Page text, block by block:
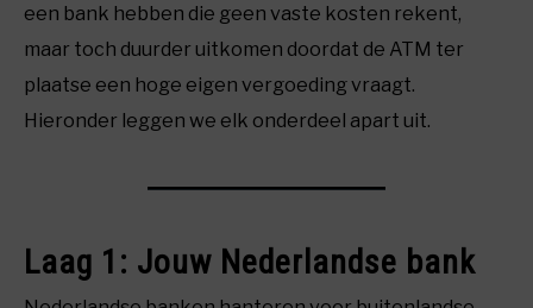
een bank hebben die geen vaste kosten rekent,
maar toch duurder uitkomen doordat de ATM ter
plaatse een hoge eigen vergoeding vraagt.
Hieronder leggen we elk onderdeel apart uit.
Laag 1: Jouw Nederlandse bank